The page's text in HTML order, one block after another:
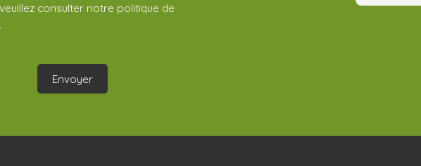
consulter notre politique de
.
Envoyer